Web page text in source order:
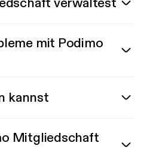
mit Podimo
kannst
Mitgliedschaft